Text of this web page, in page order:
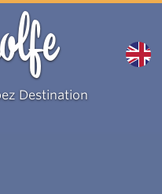
Destination